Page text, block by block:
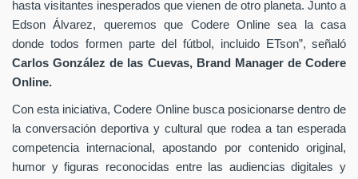
hasta visitantes inesperados que vienen de otro planeta. Junto a
Edson Álvarez, queremos que Codere Online sea la casa
donde todos formen parte del fútbol, incluido ETson”, señaló
Carlos González de las Cuevas, Brand Manager de Codere
Online.
Con esta iniciativa, Codere Online busca posicionarse dentro de
la conversación deportiva y cultural que rodea a tan esperada
competencia internacional, apostando por contenido original,
humor y figuras reconocidas entre las audiencias digitales y